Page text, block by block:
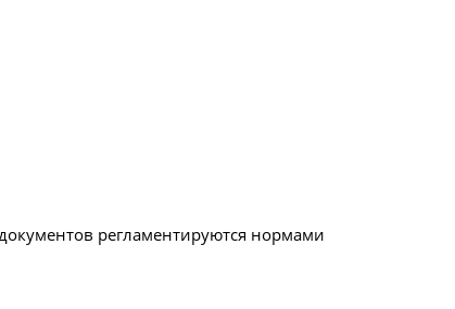
регламентируются нормами